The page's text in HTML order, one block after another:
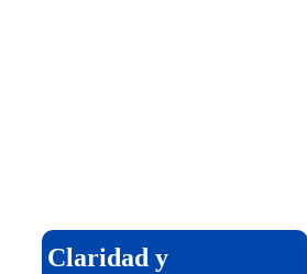
Claridad y